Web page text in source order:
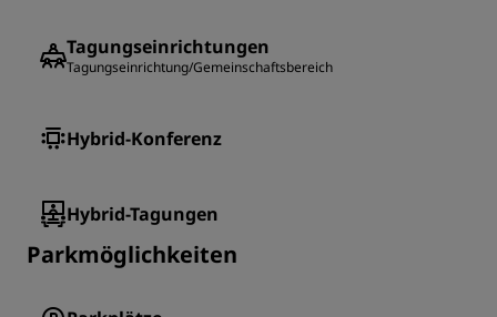
Tagungseinrichtungen
Tagungseinrichtung/Gemeinschaftsbereich
Hybrid-Konferenz
Hybrid-Tagungen
Parkmöglichkeiten